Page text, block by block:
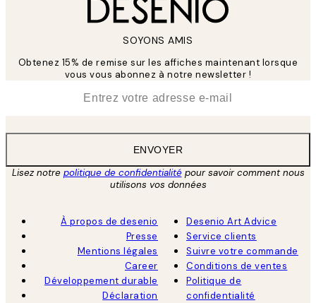
SOYONS AMIS
Obtenez 15% de remise sur les affiches maintenant lorsque
vous vous abonnez à notre newsletter !
ENVOYER
Lisez notre politique de confidentialitépour savoir comment nous
utilisons vos données
À propos de desenio
Presse
Mentions légales
Career
Développement durable
Déclaration
Desenio Art Advice
Service clients
Suivre votre commande
Conditions de ventes
Politique de
confidentialité